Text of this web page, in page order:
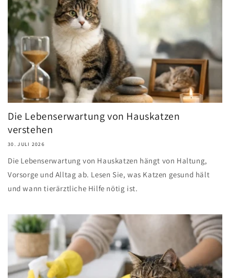
Die Lebenserwartung von Hauskatzen
verstehen
30. JULI 2026
Die Lebenserwartung von Hauskatzen hängt von Haltung,
Vorsorge und Alltag ab. Lesen Sie, was Katzen gesund hält
und wann tierärztliche Hilfe nötig ist.